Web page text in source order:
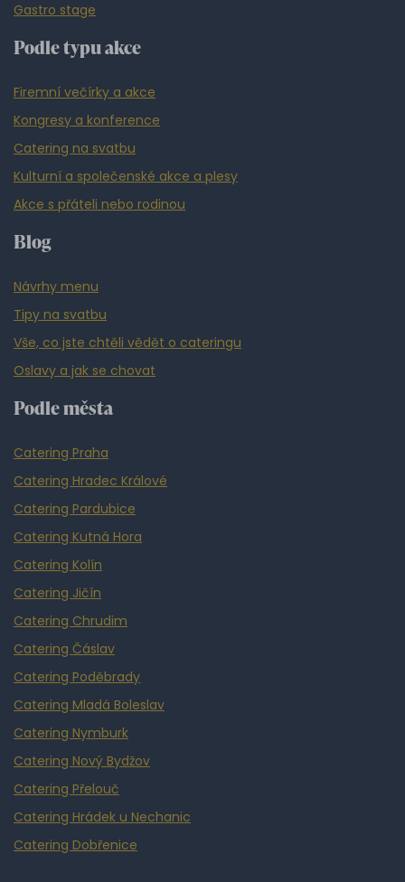
Gastro stage
Podle typu akce
Firemní večírky a akce
Kongresy a konference
Catering na svatbu
Kulturní a společenské akce a plesy
Akce s přáteli nebo rodinou
Blog
Návrhy menu
Tipy na svatbu
Vše, co jste chtěli vědět o cateringu
Oslavy a jak se chovat
Podle města
Catering Praha
Catering Hradec Králové
Catering Pardubice
Catering Kutná Hora
Catering Kolín
Catering Jičín
Catering Chrudim
Catering Čáslav
Catering Poděbrady
Catering Mladá Boleslav
Catering Nymburk
Catering Nový Bydžov
Catering Přelouč
Catering Hrádek u Nechanic
Catering Dobřenice